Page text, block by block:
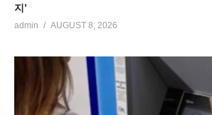
지’
admin AUGUST 8, 2026